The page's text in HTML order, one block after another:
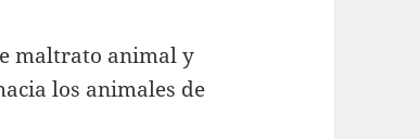
maltrato animal y
los animales de